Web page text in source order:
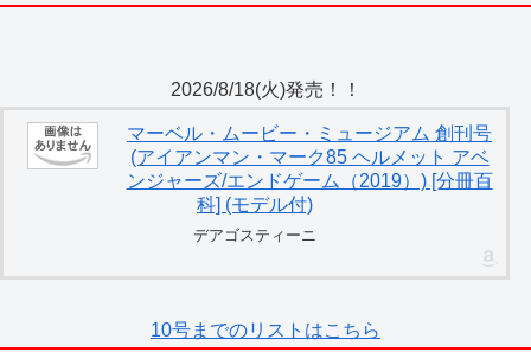
2026/8/18(火)発売！！
マーベル・ムービー・ミュージアム 創刊号
(アイアンマン・マーク85 ヘルメット アベ
ンジャーズ/エンドゲーム（2019）) [分冊百
科] (モデル付)
デアゴスティーニ
10号までのリストはこちら